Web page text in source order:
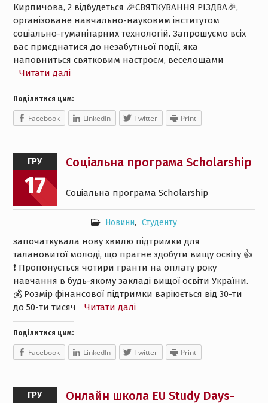
Кирпичова, 2 відбудеться 🎉СВЯТКУВАННЯ РІЗДВА🎉,
організоване навчально-науковим інститутом
соціально-гуманітарних технологій. Запрошуємо всіх
вас приєднатися до незабутньої події, яка
наповниться святковим настроєм, веселощами
Читати далі
Поділитися цим:
Facebook LinkedIn Twitter Print
ГРУ
17
Соціальна програма Scholarship
Новини, Студенту
Соціальна програма Scholarship
започаткувала нову хвилю підтримки для
талановитої молоді, що прагне здобути вищу освіту 👍
❗️ Пропонується чотири гранти на оплату року
навчання в будь-якому закладі вищої освіти України.
💰 Розмір фінансової підтримки варіюється від 30-ти
до 50-ти тисяч
Читати далі
Поділитися цим:
Facebook LinkedIn Twitter Print
ГРУ Онлайн школа EU Study Days-